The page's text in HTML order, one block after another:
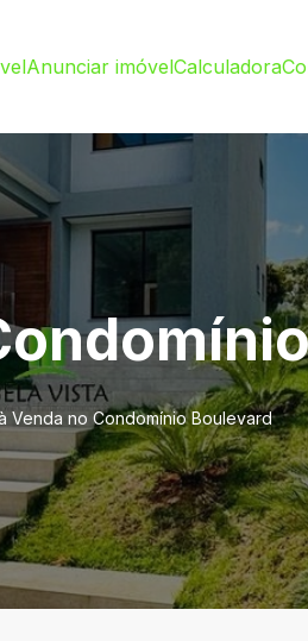
Anunciar imóvelCalculadora
Venda no Condomínio Boulevard